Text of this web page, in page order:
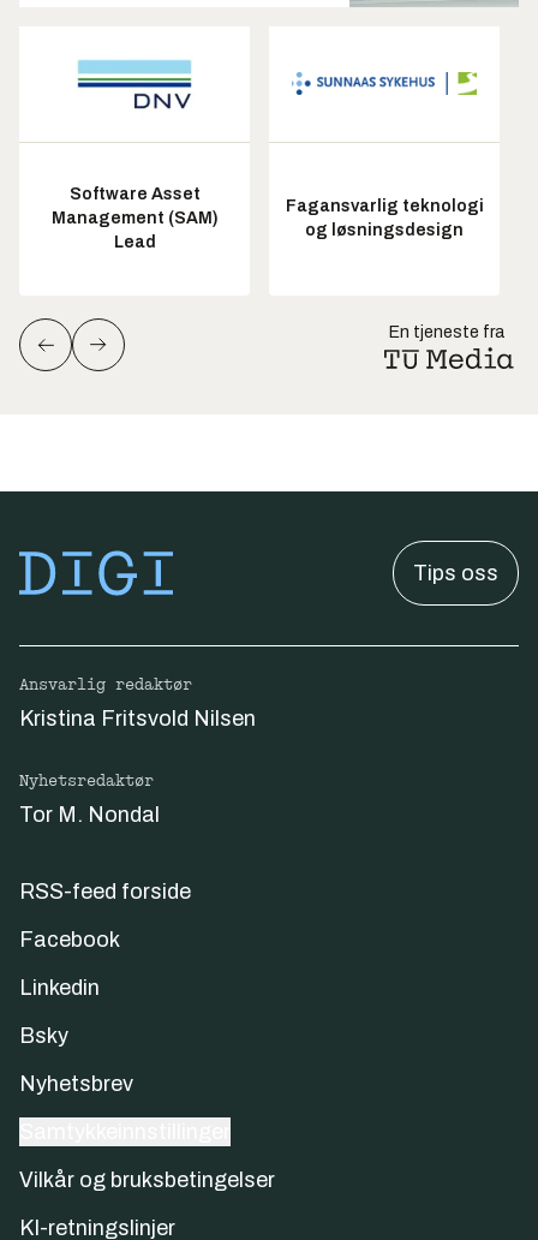
Software Asset
Management (SAM)
Lead
Fagansvarlig teknologi
og løsningsdesign
En tjeneste fra
Tips oss
Ansvarlig redaktør
Kristina Fritsvold Nilsen
Nyhetsredaktør
Tor M. Nondal
RSS-feed forside
Facebook
Linkedin
Bsky
Nyhetsbrev
Vilkår og bruksbetingelser
KI-retningslinjer